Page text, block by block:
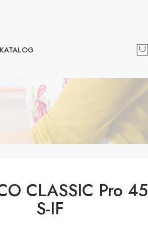
CLASSIC Pro 45
S-IF